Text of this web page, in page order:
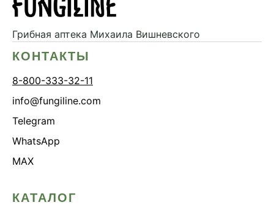
Грибная аптека Михаила Вишневского
КОНТАКТЫ
8-800-333-32-11
info@fungiline.com
Telegram
WhatsApp
MAX
КАТАЛОГ